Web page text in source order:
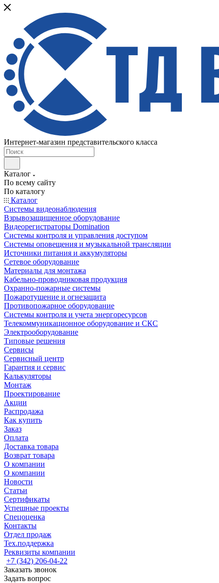
Интернет-магазин представительского класса
Каталог
По всему сайту
По каталогу
Каталог
Системы видеонаблюдения
Взрывозащищенное оборудование
Видеорегистраторы Domination
Системы контроля и управления доступом
Системы оповещения и музыкальной трансляции
Источники питания и аккумуляторы
Сетевое оборудование
Материалы для монтажа
Кабельно-проводниковая продукция
Охранно-пожарные системы
Пожаротушение и огнезащита
Противопожарное оборудование
Системы контроля и учета энергоресурсов
Телекоммуникационное оборудование и СКС
Электрооборудование
Типовые решения
Сервисы
Сервисный центр
Гарантия и сервис
Калькуляторы
Монтаж
Проектирование
Акции
Распродажа
Как купить
Заказ
Оплата
Доставка товара
Возврат товара
О компании
О компании
Новости
Статьи
Сертификаты
Успешные проекты
Спецоценка
Контакты
Отдел продаж
Тех.поддержка
Реквизиты компании
+7 (342) 206-04-22
Заказать звонок
Задать вопрос